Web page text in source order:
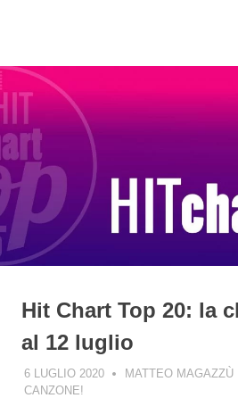
Hit Chart Top 20: la
al 12 luglio
6 LUGLIO 2020 MATTEO MAGAZZÙ
CANZONE!